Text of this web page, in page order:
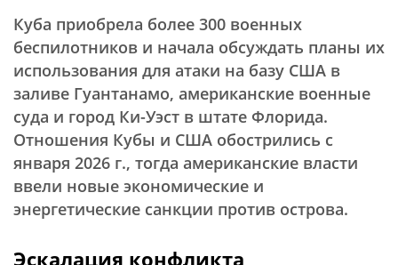
Куба приобрела более 300 военных
беспилотников и начала обсуждать планы их
использования для атаки на базу США в
заливе Гуантанамо, американские военные
суда и город Ки-Уэст в штате Флорида.
Отношения Кубы и США обострились с
января 2026 г., тогда американские власти
ввели новые экономические и
энергетические санкции против острова.
Эскалация конфликта